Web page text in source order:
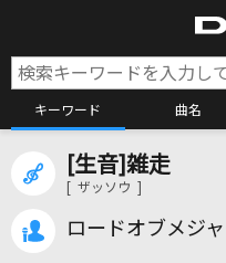
キーワード 曲名
[生音]雑走
[ ザッソウ ]
ロードオブメジ